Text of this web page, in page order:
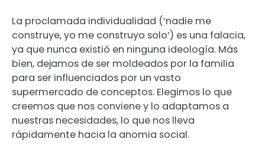
La proclamada individualidad (‘nadie me
construye, yo me construyo solo’) es una falacia,
ya que nunca existió en ninguna ideología. Más
bien, dejamos de ser moldeados por la familia
para ser influenciados por un vasto
supermercado de conceptos. Elegimos lo que
creemos que nos conviene y lo adaptamos a
nuestras necesidades, lo que nos lleva
rápidamente hacia la anomia social.